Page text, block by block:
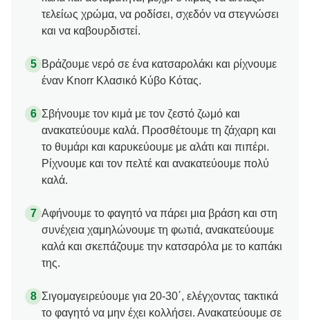
τελείως χρώμα, να ροδίσει, σχεδόν να στεγνώσει
και να καβουρδιστεί.
Βράζουμε νερό σε ένα κατσαρολάκι και ρίχνουμε
έναν Knorr Κλασικό Κύβο Κότας.
Σβήνουμε τον κιμά με τον ζεστό ζωμό και
ανακατεύουμε καλά. Προσθέτουμε τη ζάχαρη και
το θυμάρι και καρυκεύουμε με αλάτι και πιπέρι.
Ρίχνουμε και τον πελτέ και ανακατεύουμε πολύ
καλά.
Αφήνουμε το φαγητό να πάρει μια βράση και στη
συνέχεια χαμηλώνουμε τη φωτιά, ανακατεύουμε
καλά και σκεπάζουμε την κατσαρόλα με το καπάκι
της.
Σιγομαγειρεύουμε για 20-30΄, ελέγχοντας τακτικά
το φαγητό να μην έχει κολλήσει. Ανακατεύουμε σε